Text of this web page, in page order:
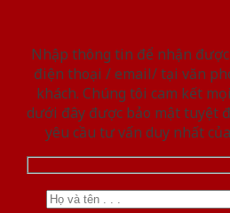
Nhập thông tin để nhận
điện thoại / email/ tại văn
khách. Chúng tôi cam kết
dưới đây được bảo mật tuyệt
yêu cầu tư vấn duy nhất